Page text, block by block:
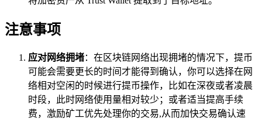
注意事项
应对网络拥堵：在区块链网络出现拥堵的情况下，提币
可能会需要更长的时间才能得到确认，你可以选择在网
络相对空闲的时候进行提币操作，比如在深夜或者凌晨
时段，此时网络使用量相对较少；或者适当提高手续
费，激励矿工优先处理你的交易,从而加快交易确认速